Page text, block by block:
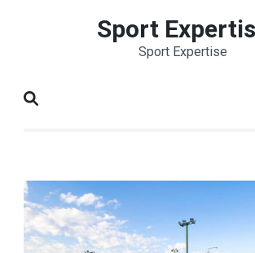
Entrée)
Sport
Sport Expertise